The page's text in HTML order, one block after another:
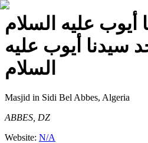
عليه السلام
أيوب عليه
السلام
Masjid in Sidi Bel Abbes, Algeria
ABBES, DZ
Website: N/A